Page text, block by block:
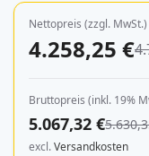
Nettopreis (zzgl. MwSt.)
4.258,25 €
Bruttopreis (inkl. 19%
5.067,32 €
excl.Versandkosten